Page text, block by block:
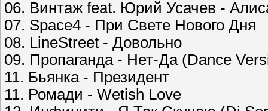
06. Винтаж feat. Юрий Усачев -
07. Space4 - При Свете Нового Дня
08. LineStreet - Довольно
09. Пропаганда - Нет-Да (Dance
11. Бьянка - Президент
11. Ромади - Wetish Love